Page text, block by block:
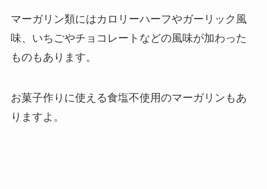
マーガリン類にはカロリーハーフやガーリック風
味、いちごやチョコレートなどの風味が加わった
ものもあります。
お菓子作りに使える食塩不使用のマーガリンもあ
りますよ。